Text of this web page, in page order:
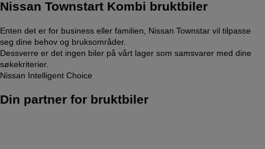
Nissan Townstart Kombi bruktbiler
Enten det er for business eller familien, Nissan Townstar vil tilpasse
seg dine behov og bruksområder.
Dessverre er det ingen biler på vårt lager som samsvarer med dine
søkekriterier.
Nissan Intelligent Choice
Din partner for bruktbiler